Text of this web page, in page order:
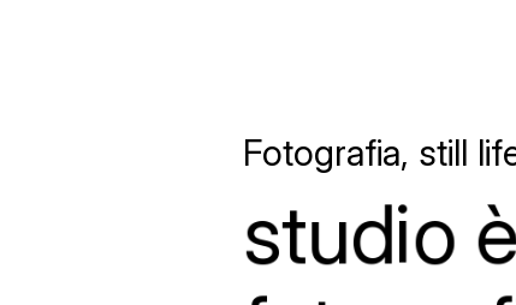
Fotografia, still
studio è